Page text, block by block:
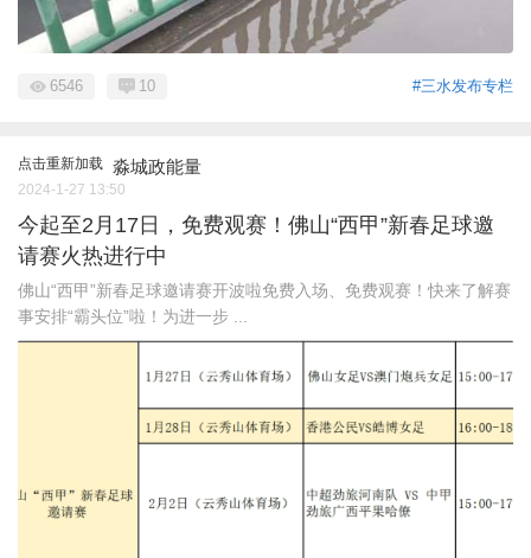
#三水发布专栏
6546 10
点击重新加载 淼城政能量
2024-1-27 13:50
今起至2月17日，免费观赛！佛山“西甲”新春足球邀
请赛火热进行中
佛山“西甲”新春足球邀请赛开波啦免费入场、免费观赛！快来了解赛
事安排“霸头位”啦！为进一步 ...